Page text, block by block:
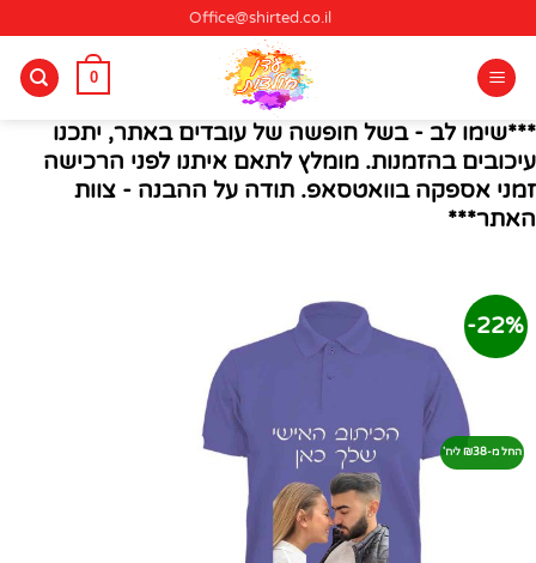
to
content
Office@shirted.co.il
0
***שימו לב - בשל חופשה של עובדים באתר, יתכנו
עיכובים בהזמנות. מומלץ לתאם איתנו לפני הרכישה
זמני אספקה בוואטסאפ. תודה על ההבנה - צוות
האתר***
22%-
החל מ-₪38 ליח'